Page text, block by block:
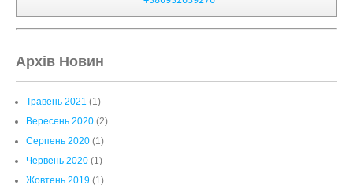
Архів Новин
Травень 2021 (1)
Вересень 2020 (2)
Серпень 2020 (1)
Червень 2020 (1)
Жовтень 2019 (1)